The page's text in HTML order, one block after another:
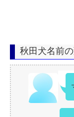
秋田犬名前